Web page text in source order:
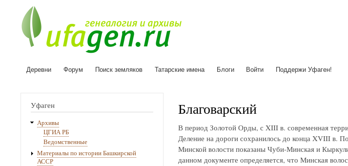
Основная
Деревни Форум Поиск земляков Татарские имена Блоги Войти Поддержи Уфаген!
Благоварский
В период Золотой Орды, с XIII в. современная
Деление на дороги сохранилось до конца XVIII в.
Минской волости показаны Чуби-Минская и
данном документе определяется, что Минская
Уфаген
Архивы
ЦГИА РБ
Ведомственные
Материалы по истории Башкирской
АССР